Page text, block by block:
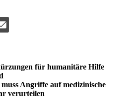
für humanitäre Hilfe
Angriffe auf medizinische
verurteilen